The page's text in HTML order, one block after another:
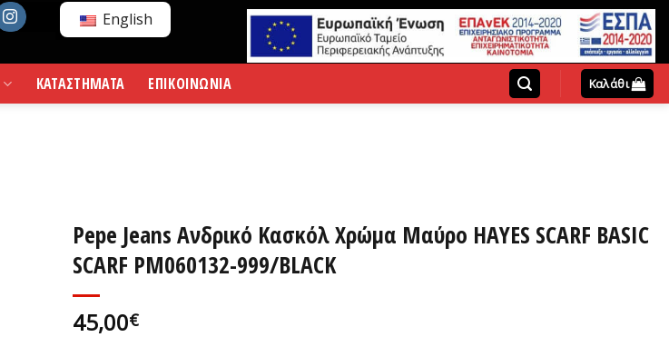
English
ΚΑΤΑΣΤΗΜΑΤΑ ΕΠΙΚΟΙΝΩΝΙΑ Καλάθι
Pepe Jeans Ανδρικό Κασκόλ Χρώμα Μαύρο HAYES SCARF BASIC
SCARF PM060132-999/BLACK
45,00€